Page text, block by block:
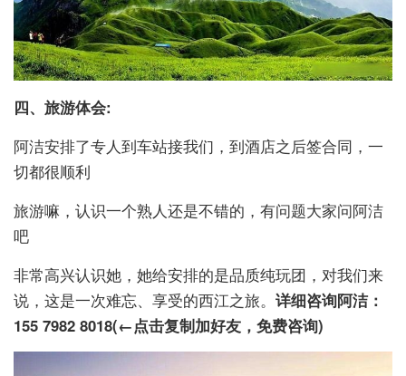
四、 旅游体会:
阿洁安排了专人到车站接我们，到酒店之后签合同，一
切都很顺利
旅游嘛，认识一个熟人还是不错的，有问题大家问阿洁
吧
非常高兴认识她，她给安排的是品质纯玩团，对我们来
说，这是一次难忘、享受的西江之旅。 详细咨询阿洁：
155 7982 8018(←点击复制加好友，免费咨询)